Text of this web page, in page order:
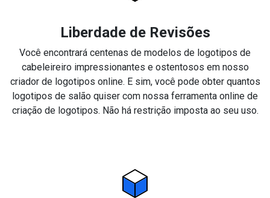
Liberdade de Revisões
Você encontrará centenas de modelos de logotipos de
cabeleireiro impressionantes e ostentosos em nosso
criador de logotipos online. E sim, você pode obter quantos
logotipos de salão quiser com nossa ferramenta online de
criação de logotipos. Não há restrição imposta ao seu uso.